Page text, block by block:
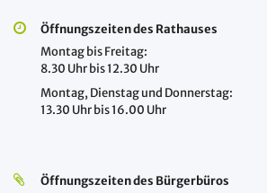
Öffnungszeiten des Rathauses
Montag bis Freitag:
8.30 Uhr bis 12.30 Uhr
Montag, Dienstag und Donnerstag:
13.30 Uhr bis 16.00 Uhr
Öffnungszeiten des Bürgerbüros